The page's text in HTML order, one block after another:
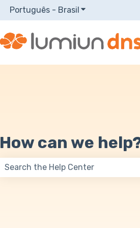
Português - Brasil Mostrar
How can we